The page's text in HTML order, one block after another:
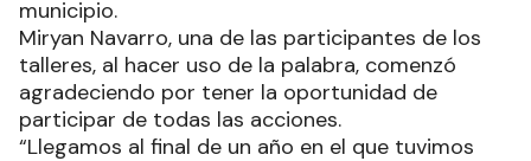
municipio.
Miryan Navarro, una de las participantes de los
talleres, al hacer uso de la palabra, comenzó
agradeciendo por tener la oportunidad de
participar de todas las acciones.
“Llegamos al final de un año en el que tuvimos